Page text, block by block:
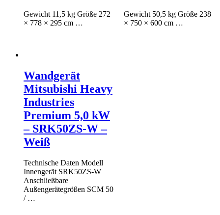
Gewicht 11,5 kg Größe 272
× 778 × 295 cm …
Gewicht 50,5 kg Größe 238
× 750 × 600 cm …
Wandgerät
Mitsubishi Heavy
Industries
Premium 5,0 kW
– SRK50ZS-W –
Weiß
Technische Daten Modell
Innengerät SRK50ZS-W
Anschließbare
Außengerätegrößen SCM 50
/ …